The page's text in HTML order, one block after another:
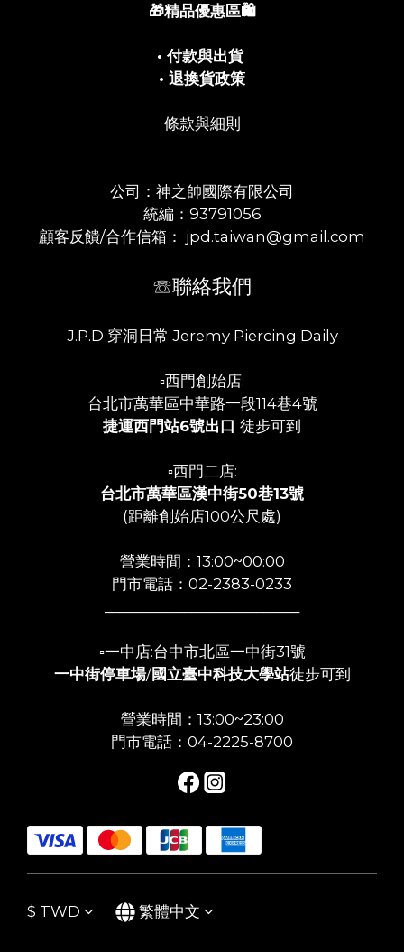
🎁精品優惠區🛍️
• 付款與出貨
• 退換貨政策
條款與細則
公司：神之帥國際有限公司
統編：93791056
顧客反饋/合作信箱： jpd.taiwan@gmail.com
☏聯絡我們
J.P.D 穿洞日常 Jeremy Piercing Daily
▫️西門創始店:
台北市萬華區中華路一段114巷4號
捷運西門站6號出口 徒步可到
▫️西門二店:
台北市萬華區漢中街50巷13號
(距離創始店100公尺處)
營業時間：13:00~00:00
門市電話：02-2383-0233
▫️一中店:台中市北區一中街31號
一中街停車場/國立臺中科技大學站徒步可到
營業時間：13:00~23:00
門市電話：04-2225-8700
$ TWD 繁體中文